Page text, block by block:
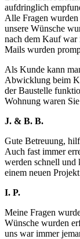
aufdringlich
Alle Fragen wurden
unsere Wünsche
nach dem Kauf
Mails wurden
Als Kunde kann
Abwicklung beim
der Baustelle
Wohnung waren
J. & B. B.
Gute Betreuung,
Auch fast immer
werden schnell und
einem neuen
I. P.
Meine Fragen
Wünsche wurden
uns war immer